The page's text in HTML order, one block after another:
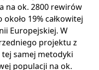
na ok. 2800 rewirów
19% całkowitej
Europejskiej. W
projektu z
tej samej metodyki
populacji na ok.